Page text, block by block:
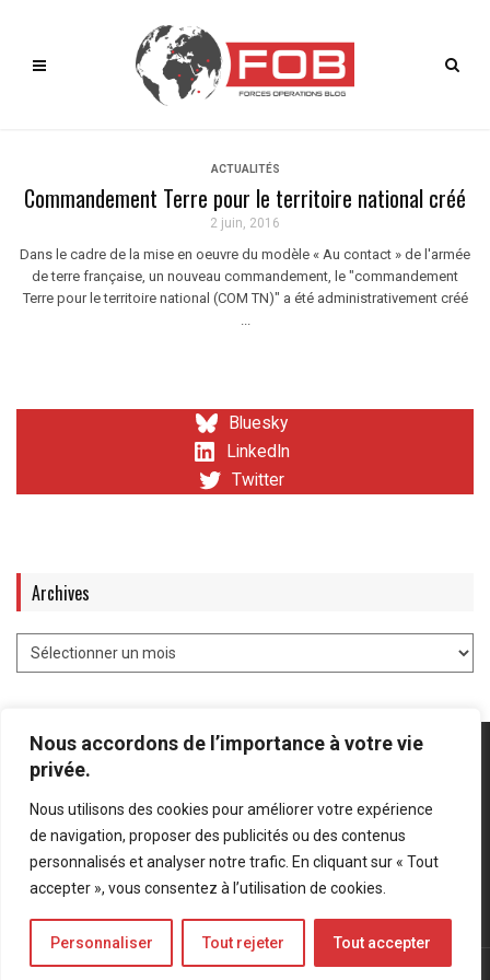
Nous accordons de l’importance à votre vie
privée.
Nous utilisons des cookies pour améliorer votre expérience
de navigation, proposer des publicités ou des contenus
personnalisés et analyser notre trafic. En cliquant sur « Tout
accepter », vous consentez à l’utilisation de cookies.
Personnaliser Tout rejeter Tout accepter
ACTUALITÉS
Commandement Terre pour le territoire national créé
2 juin, 2016
Dans le cadre de la mise en oeuvre du modèle « Au contact » de l'armée
de terre française, un nouveau commandement, le "commandement
Terre pour le territoire national (COM TN)" a été administrativement créé
...
Bluesky
LinkedIn
Twitter
Archives
Mentions légales Politique de confidentialité
Bluesky
LinkedIn
Twitter
© Forces Operations Blog - 2022